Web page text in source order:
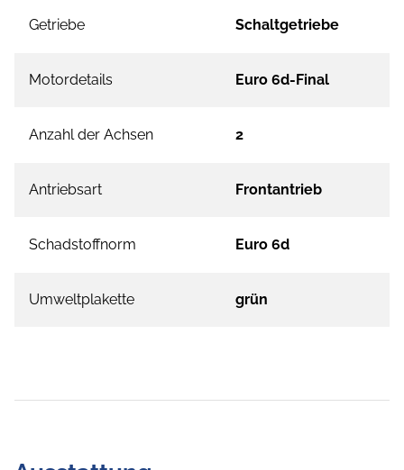
Getriebe Schaltgetriebe
Motordetails Euro 6d-Final
Anzahl der Achsen 2
Antriebsart Frontantrieb
Schadstoffnorm Euro 6d
Umweltplakette grün